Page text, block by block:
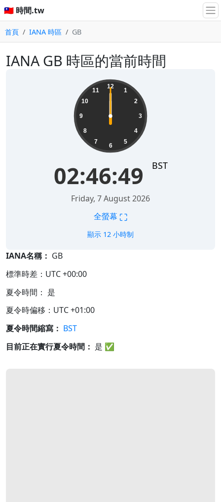
🇹🇼 時間.tw
首頁 IANA 時區 GB
IANA GB 時區的當前時間
12
1
2
3
4
5
6
7
8
9
10
11
02:46:49 BST
Friday, 7 August 2026
全螢幕 ⛶
顯示 12 小時制
IANA名稱： GB
標準時差：UTC +00:00
夏令時間： 是
夏令時偏移：UTC +01:00
夏令時間縮寫： BST
目前正在實行夏令時間： 是 ✅